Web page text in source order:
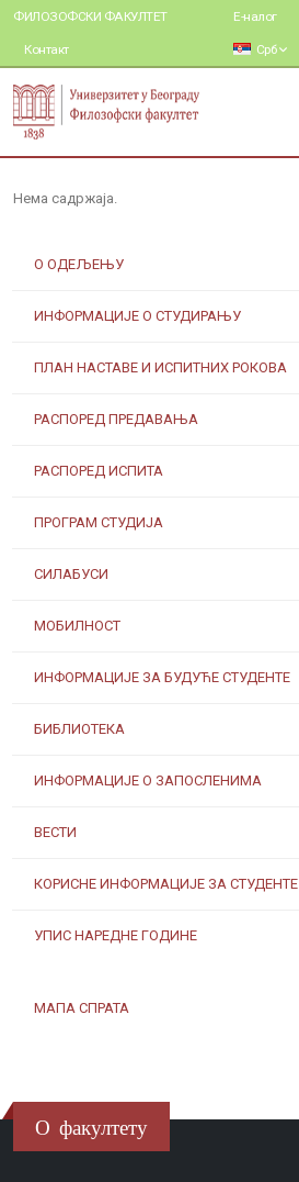
ФИЛОЗОФСКИ ФАКУЛТЕТ
Контакт
Е-налог
Срб
О ОДЕЉЕЊУ
ИНФОРМАЦИЈЕ О СТУДИРАЊУ
ПЛАН НАСТАВЕ И ИСПИТНИХ РОКОВА
РАСПОРЕД ПРЕДАВАЊА
РАСПОРЕД ИСПИТА
ПРОГРАМ СТУДИЈА
СИЛАБУСИ
МОБИЛНОСТ
ИНФОРМАЦИЈЕ ЗА БУДУЋЕ СТУДЕНТЕ
БИБЛИОТЕКА
ИНФОРМАЦИЈЕ О ЗАПОСЛЕНИМА
ВЕСТИ
КОРИСНЕ ИНФОРМАЦИЈЕ ЗА СТУДЕНТЕ
УПИС НАРЕДНЕ ГОДИНЕ
МАПА СПРАТА
Нема садржаја.
О факултету